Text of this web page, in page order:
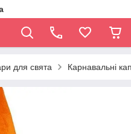
для свята Карнавальні